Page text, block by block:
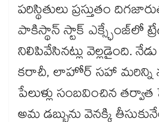
పరిస్థితులు ప్రస్తుతం
పాకిస్థాన్ స్టాక్ ఎక్స్ఛేంజ్‌లో
నిలిపివేసినట్లు వెల్లడైంది.
కరాచీ, లాహోర్ సహా మరిన్ని
పేలుళ్లు సంబవించిన తర్వాత
అమ డబ్బును వెనక్కి